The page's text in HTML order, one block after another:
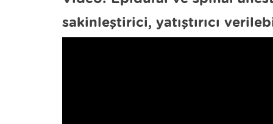
sakinleştirici, yatıştırıcı